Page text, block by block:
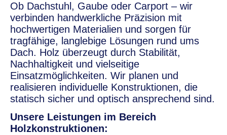
Ob Dachstuhl, Gaube oder Carport – wir
verbinden handwerkliche Präzision mit
hochwertigen Materialien und sorgen für
tragfähige, langlebige Lösungen rund ums
Dach. Holz überzeugt durch Stabilität,
Nachhaltigkeit und vielseitige
Einsatzmöglichkeiten. Wir planen und
realisieren individuelle Konstruktionen, die
statisch sicher und optisch ansprechend sind.
Unsere Leistungen im Bereich
Holzkonstruktionen: